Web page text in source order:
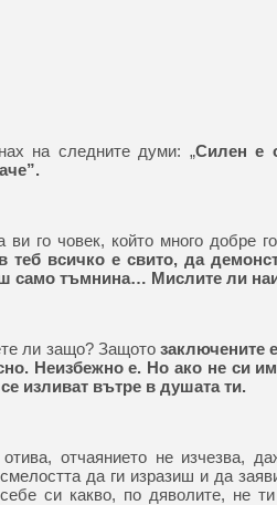
на следните думи: „Силен е
ви го човек, който много добре
теб всичко е свито, да
само тъмнина… Мислите ли
ли защо? Защотозаключените
Неизбежно е. Но ако не си им
изливат вътре в душата ти.
отчаянието не изчезва,
да ги изразиш и да
си какво, по дяволите, не